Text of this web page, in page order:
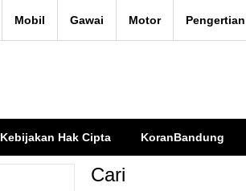
Mobil Gawai Motor Pengertian
Kebijakan Hak Cipta KoranBandung
Cari